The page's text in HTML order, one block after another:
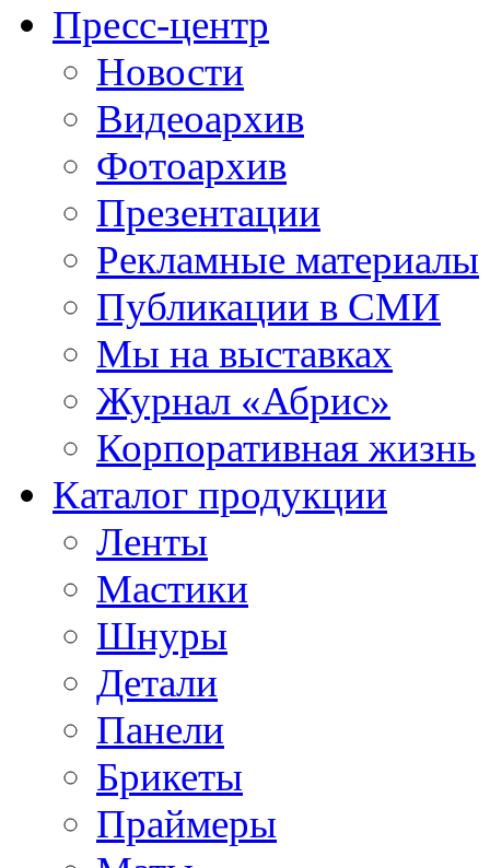
Пресс-центр
Новости
Видеоархив
Фотоархив
Презентации
Рекламные материалы
Публикации в СМИ
Мы на выставках
Журнал «Абрис»
Корпоративная жизнь
Каталог продукции
Ленты
Мастики
Шнуры
Детали
Панели
Брикеты
Праймеры